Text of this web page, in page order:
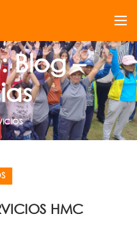
Blog –
HMC